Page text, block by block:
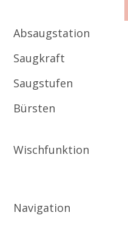
Absaugstation
Saugkraft
Saugstufen
Bürsten
Wischfunktion
Navigation